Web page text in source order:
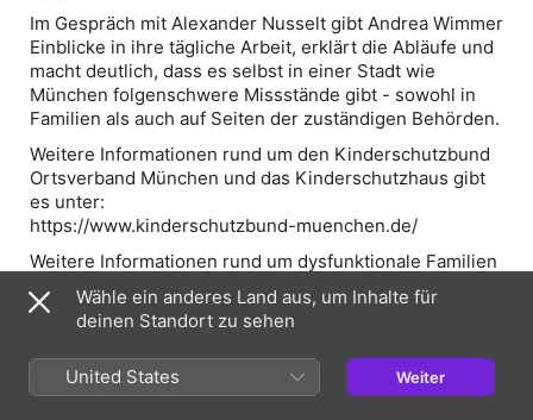
Im Gespräch mit Alexander Nusselt gibt Andrea Wimmer
Einblicke in ihre tägliche Arbeit, erklärt die Abläufe und
macht deutlich, dass es selbst in einer Stadt wie
München folgenschwere Missstände gibt - sowohl in
Familien als auch auf Seiten der zuständigen Behörden.
Weitere Informationen rund um den Kinderschutzbund
Ortsverband München und das Kinderschutzhaus gibt
es unter:
https://www.kinderschutzbund-muenchen.de/
Weitere Informationen rund um dysfunktionale Familien
sowie Hilfsangebote der GOLDKIND Stiftung gibt es
unter:
https://goldkind-stiftung.de
Moderation: Alexander Nusselt
Produktion: The 48forward Studios
Wähle ein anderes Land aus, um Inhalte für
deinen Standort zu sehen
United States Weiter